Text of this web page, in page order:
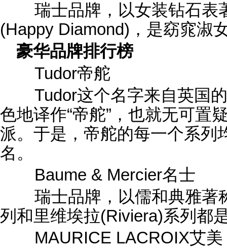
瑞士品牌，以女装钻石表
(Happy Diamond)，是窈窕淑
豪华品牌排行榜
Tudor帝舵
Tudor这个名字来自英国
色地译作“帝舵”，也就无可置
派。于是，帝舵的每一个系列
名。
Baume & Mercier名士
瑞士品牌，以儒和典雅著
列和里维埃拉(Riviera)系列都
MAURICE LACROIX艾美